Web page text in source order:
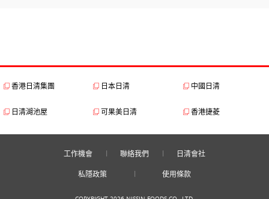
香港日清集團 日本日清 中國日清
日清湖池屋 可果美日清 香港捷菱
工作機會 聯絡我們 日清會社
私隱政策 使用條款